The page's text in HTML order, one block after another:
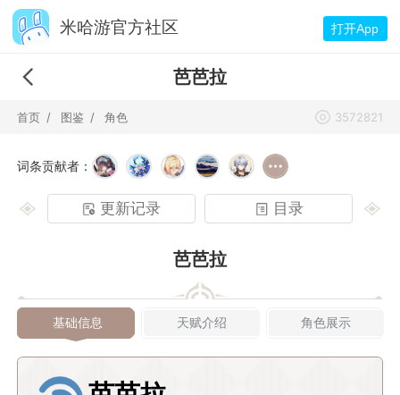
米哈游官方社区 打开App
芭芭拉
首页 图鉴 角色 3572821
词条贡献者：
更新记录 目录
芭芭拉
基础信息 天赋介绍 角色展示